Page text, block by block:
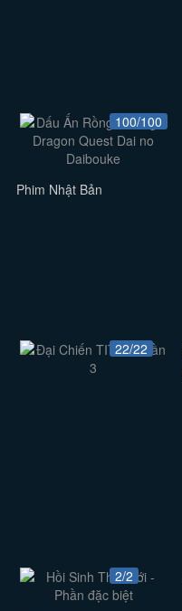
100/100
Phim Nhật Bản
22/22
2/2